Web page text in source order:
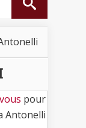
pour
Antonelli